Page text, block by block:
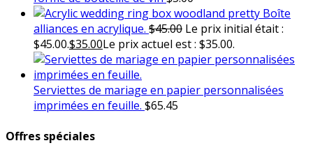
Boîte
alliances en acrylique. $45.00 Le prix initial était :
$45.00.$35.00Le prix actuel est : $35.00.
Serviettes de mariage en papier personnalisées
imprimées en feuille. $65.45
Offres spéciales